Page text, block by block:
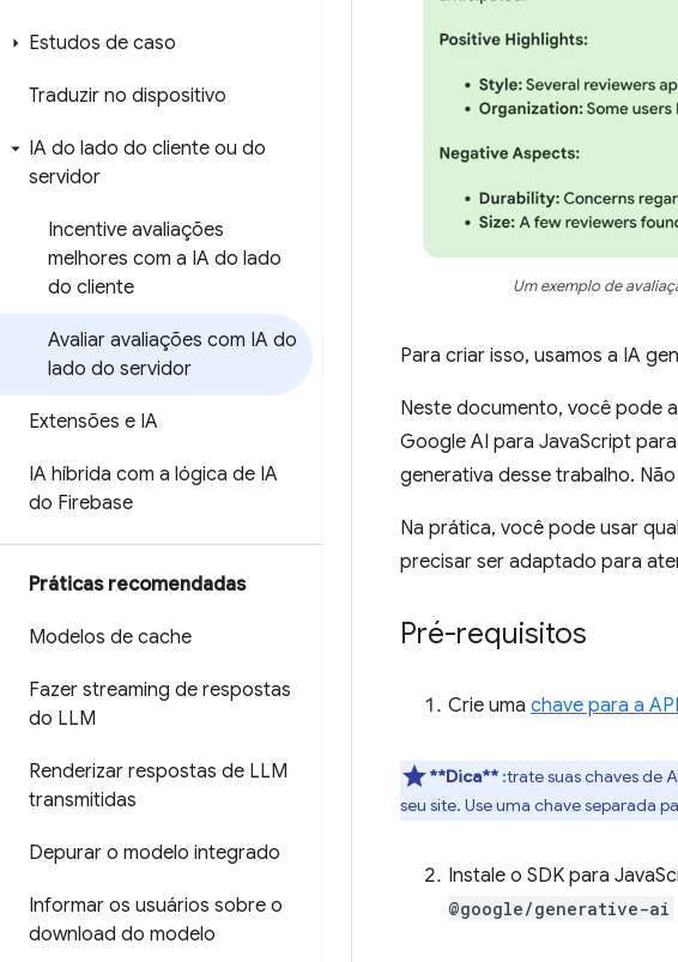
Estudos de caso
Traduzir no dispositivo
IA do lado do cliente ou do
servidor
Incentive avaliações
melhores com a IA do lado
do cliente
Avaliar avaliações com IA do
lado do servidor
Extensões e IA
IA híbrida com a lógica de IA
do Firebase
Práticas recomendadas
Modelos de cache
Fazer streaming de respostas
do LLM
Renderizar respostas de LLM
transmitidas
Depurar o modelo integrado
Informar os usuários sobre o
download do modelo
Um exemplo de
Para criar isso, usamos a IA
Neste documento, você pode
Google AI para JavaScript
generativa desse trabalho.
Na prática, você pode usar
precisar ser adaptado para
Pré-requisitos
Crie uma chave para a
**Dica** :trate suas chaves de
seu site. Use uma chave separada
Instale o SDK para
@google/generative-ai